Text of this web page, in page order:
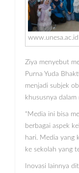
www.unesa.ac.id
Ziya menyebut
Purna Yuda
menjadi subjek
khususnya dalam
“Media ini bisa
berbagai aspek
hari. Media yang
ke sekolah yang
Inovasi lainnya